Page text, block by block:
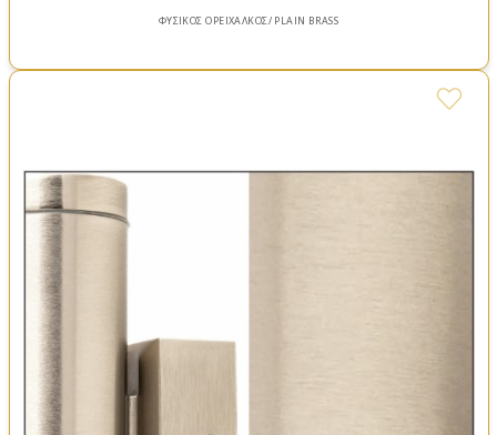
ΦΥΣΙΚΟΣ ΟΡΕΙΧΑΛΚΟΣ/ PLAIN BRASS